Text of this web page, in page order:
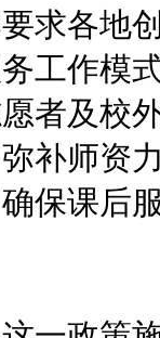
各地创
工作模
者及校
补师资
保课后